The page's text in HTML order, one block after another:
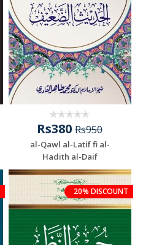
Rs380 Rs950
al-Qawl al-Latif fi al-
Hadith al-Daif
20% DISCOUNT